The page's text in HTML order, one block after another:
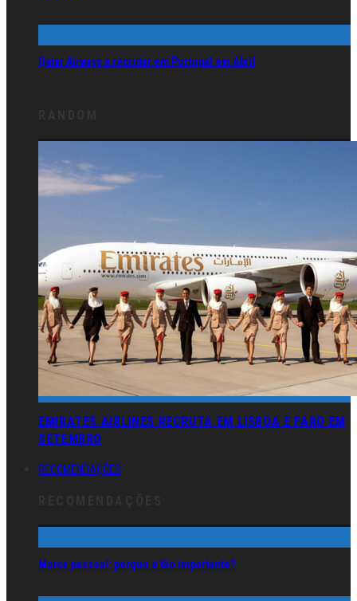
Qatar Airways a recrutar em Portugal em Abril
EMIRATES AIRLINES RECRUTA EM LISBOA E FARO EM
SETEMBRO
RECOMENDAÇÕES
Marca pessoal: porque é tão importante?